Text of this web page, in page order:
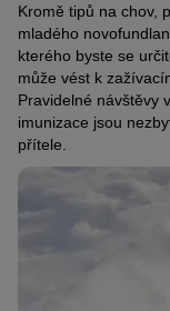
Kromě tipů na chov,
mladého
kterého byste se
může vést k
Pravidelné návštěvy
imunizace jsou
přítele.